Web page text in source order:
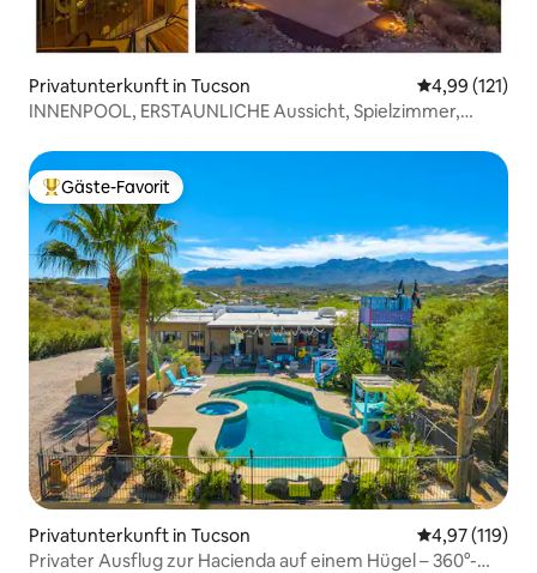
Privatunterkunft in Tucson
4,99 (121)
INNENPOOL, ERSTAUNLICHE Aussicht, Spielzimmer,
Beliebter Gäste-Favorit.
Gäste-Favorit
Privatunterkunft in Tucson
4,97 (119)
Privater Ausflug zur Hacienda auf einem Hügel – 360°-